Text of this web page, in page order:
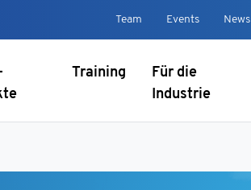
Team Events News
Training
Für die
Industrie